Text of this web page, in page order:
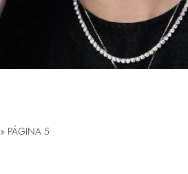
» PÁGINA 5